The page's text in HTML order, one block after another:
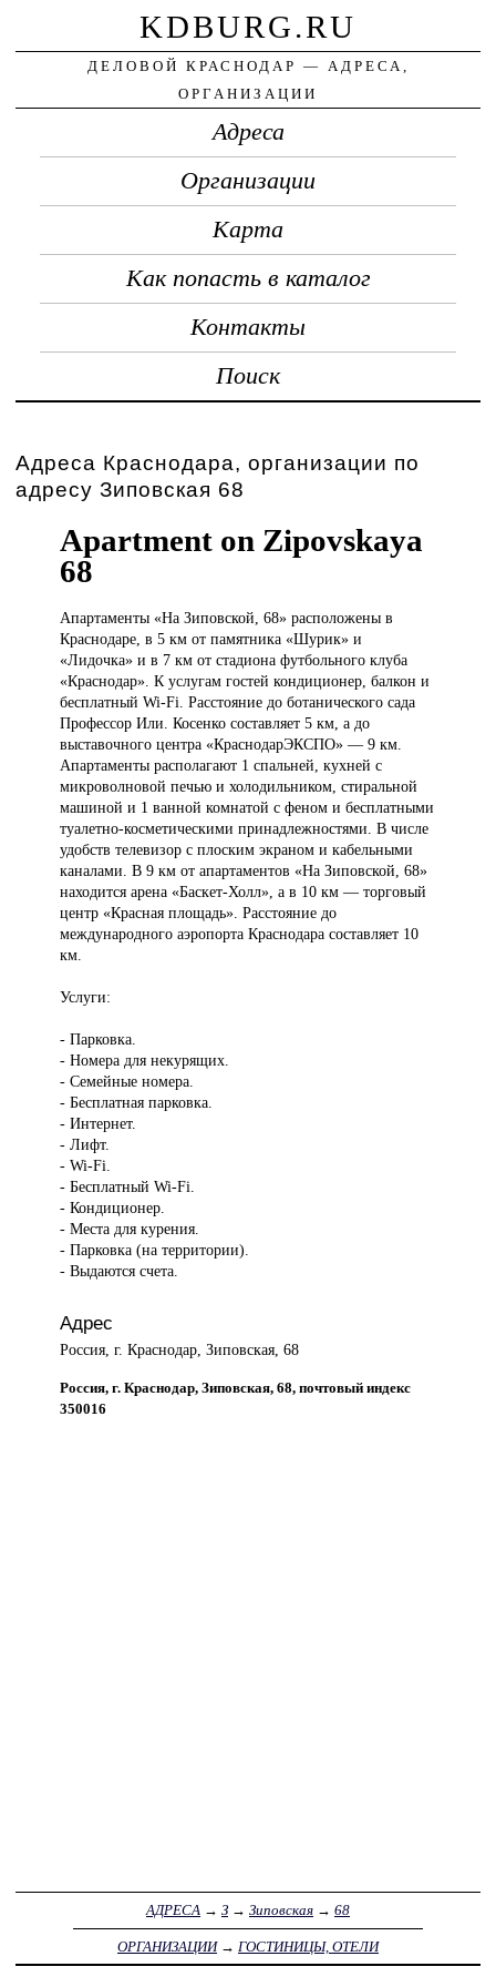
KDBURG.RU
ДЕЛОВОЙ КРАСНОДАР — АДРЕСА,
ОРГАНИЗАЦИИ
Адреса
Организации
Карта
Как попасть в каталог
Контакты
Поиск
Адреса Краснодара, организации по
адресу Зиповская 68
Apartment on Zipovskaya
68
Апартаменты «НаЗиповской, 68» расположены в
Краснодаре, в 5 км от памятника «Шурик» и
«Лидочка» и в 7 км от стадиона футбольного клуба
«Краснодар». К услугам гостей кондиционер, балкон и
бесплатный Wi-Fi. Расстояние до ботанического сада
Профессор Или. Косенко составляет 5 км, а до
выставочного центра «КраснодарЭКСПО» — 9 км.
Апартаменты располагают 1 спальней, кухней с
микроволновой печью и холодильником, стиральной
машиной и 1 ванной комнатой с феном и бесплатными
туалетно-косметическими принадлежностями. В числе
удобств телевизор с плоским экраном и кабельными
каналами. В 9 км от апартаментов «На Зиповской, 68»
находится арена «Баскет-Холл», а в 10 км — торговый
центр «Красная площадь». Расстояние до
международного аэропорта Краснодара составляет 10
км.
Услуги:
- Парковка.
- Номера для некурящих.
- Семейные номера.
- Бесплатная парковка.
- Интернет.
- Лифт.
- Wi-Fi.
- Бесплатный Wi-Fi.
- Кондиционер.
- Места для курения.
- Парковка (на территории).
- Выдаются счета.
Адрес
Россия, г. Краснодар, Зиповская, 68
Россия, г. Краснодар, Зиповская, 68, почтовый индекс
350016
АДРЕСА → З → Зиповская → 68
ОРГАНИЗАЦИИ→ ГОСТИНИЦЫ, ОТЕЛИ